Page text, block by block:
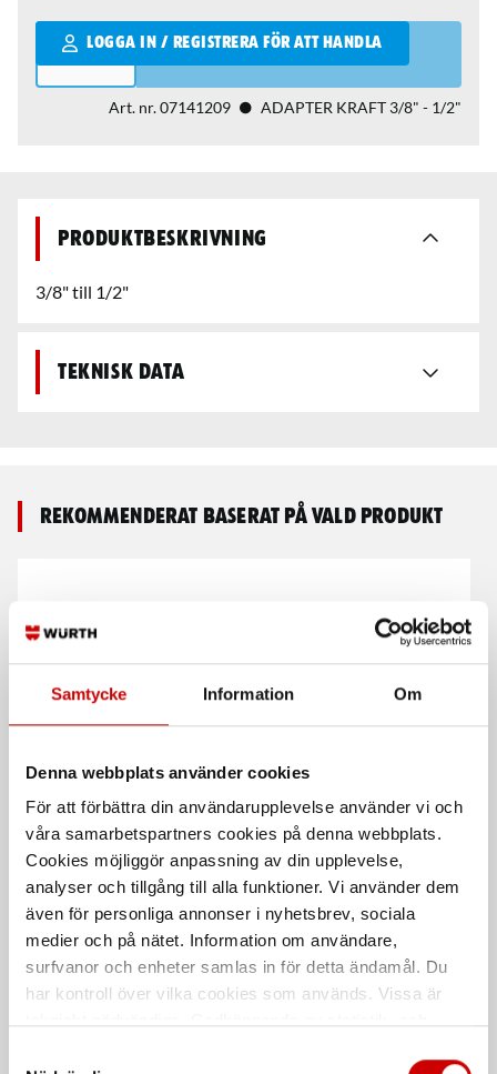
Samtycke Information Om
Denna webbplats använder cookies
För att förbättra din användarupplevelse använder vi och
våra samarbetspartners cookies på denna webbplats.
Cookies möjliggör anpassning av din upplevelse,
analyser och tillgång till alla funktioner. Vi använder dem
även för personliga annonser i nyhetsbrev, sociala
medier och på nätet. Information om användare,
surfvanor och enheter samlas in för detta ändamål. Du
har kontroll över vilka cookies som används. Vissa är
LOGGA IN / REGISTRERA FÖR ATT HANDLA
Qantity
Art. nr.07141209 ADAPTER KRAFT 3/8" - 1/2"
Produktbeskrivning
3/8" till 1/2"
Teknisk data
Rekommenderat baserat på vald produkt
Krafthylsa adapter 1/2" -
3/4"
Kraftutförande. 1/2" invändig - 3 /4"
utvändig.
Övergångsadapter 1/2" -